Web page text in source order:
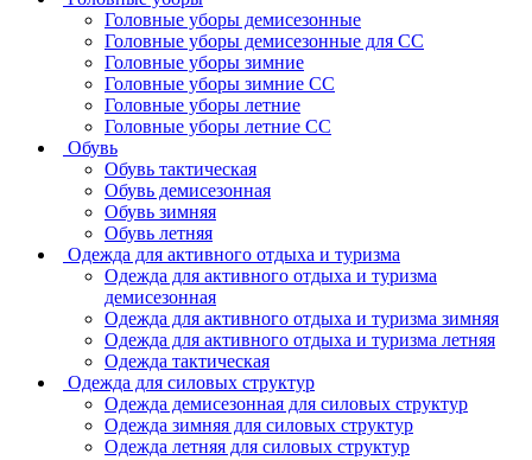
Головные уборы демисезонные
Головные уборы демисезонные для СС
Головные уборы зимние
Головные уборы зимние СС
Головные уборы летние
Головные уборы летние СС
Обувь
Обувь тактическая
Обувь демисезонная
Обувь зимняя
Обувь летняя
Одежда для активного отдыха и туризма
Одежда для активного отдыха и туризма
демисезонная
Одежда для активного отдыха и туризма зимняя
Одежда для активного отдыха и туризма летняя
Одежда тактическая
Одежда для силовых структур
Одежда демисезонная для силовых структур
Одежда зимняя для силовых структур
Одежда летняя для силовых структур